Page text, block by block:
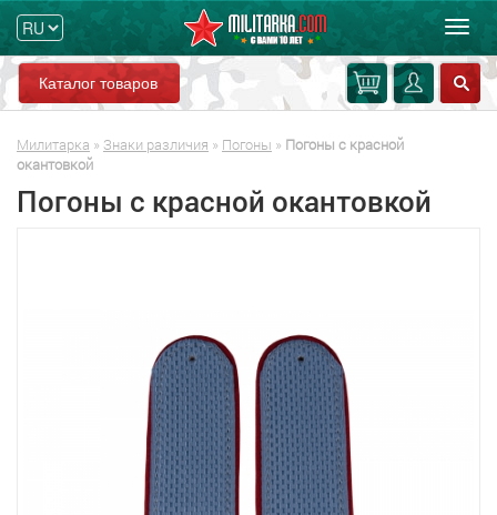
Каталог товаров
Милитарка » Знаки различия » Погоны » Погоны с красной
окантовкой
Погоны с красной окантовкой